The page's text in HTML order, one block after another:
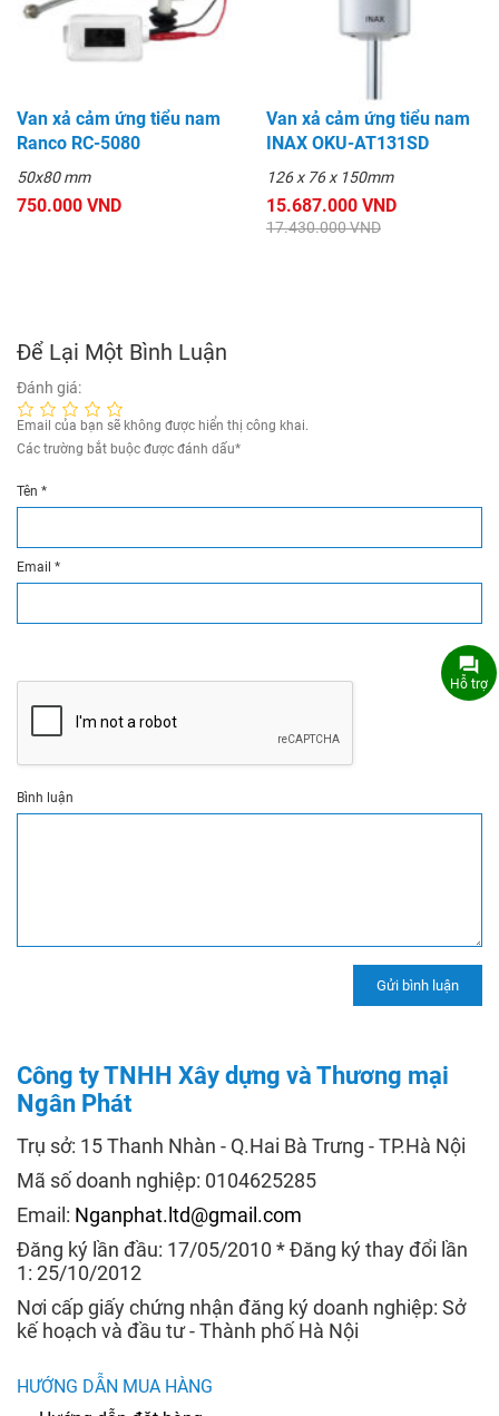
Van xả cảm ứng tiểu nam
Ranco RC-5080
50x80 mm
750.000 VND
Van xả cảm ứng tiểu nam
INAX OKU-AT131SD
126 x 76 x 150mm
15.687.000 VND
17.430.000 VND
Để Lại Một Bình Luận
Đánh giá:
Email của bạn sẽ không được hiển thị công khai.
Các trường bắt buộc được đánh dấu*
Tên *
Email *
Bình luận
Công ty TNHH Xây dựng và Thương mại
Ngân Phát
Trụ sở: 15 Thanh Nhàn - Q.Hai Bà Trưng - TP.Hà Nội
Mã số doanh nghiệp: 0104625285
Email: Nganphat.ltd@gmail.com
Đăng ký lần đầu: 17/05/2010 * Đăng ký thay đổi lần
1: 25/10/2012
Nơi cấp giấy chứng nhận đăng ký doanh nghiệp: Sở
kế hoạch và đầu tư - Thành phố Hà Nội
HƯỚNG DẪN MUA HÀNG
Hỗ trợ